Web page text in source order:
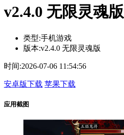
v2.4.0 无限灵魂版
类型:手机游戏
版本:v2.4.0 无限灵魂版
时间:2026-07-06 11:54:56
安卓版下载 苹果下载
应用截图